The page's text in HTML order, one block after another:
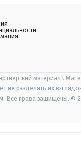
материал".
не разделять их
Все права защищены. ©